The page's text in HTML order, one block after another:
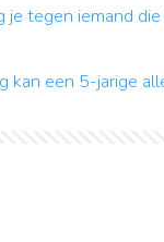
je tegen iemand
kan een 5-jarige